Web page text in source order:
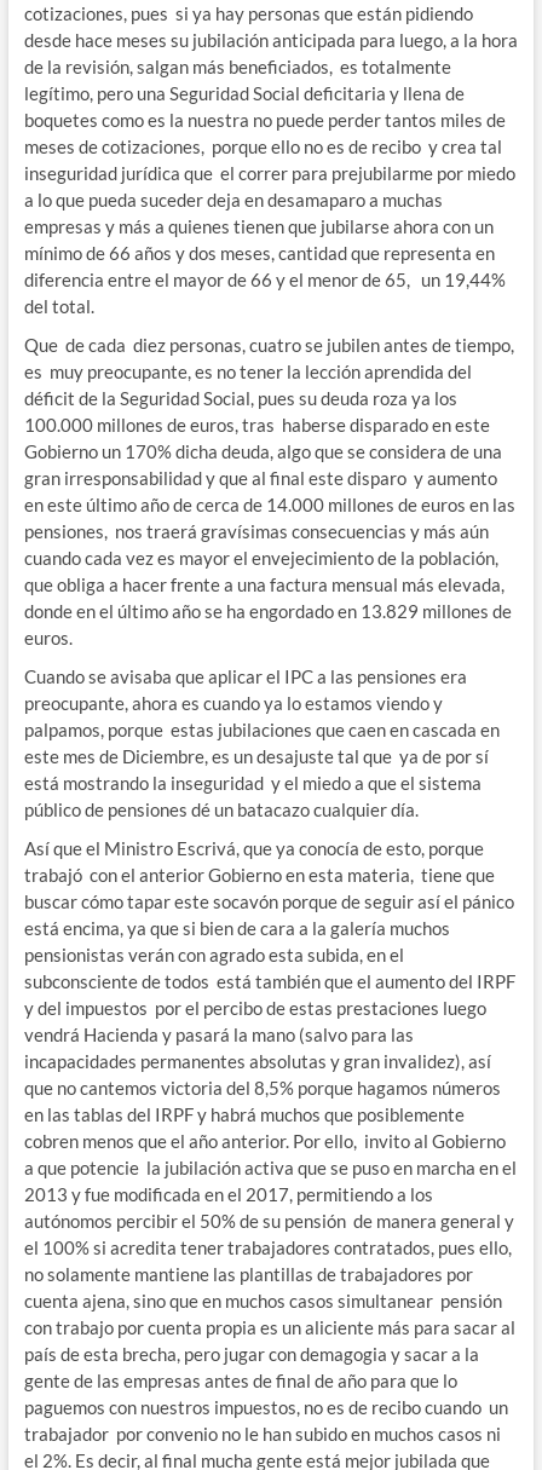
cotizaciones, pues si ya hay personas que están pidiendo
desde hace meses su jubilación anticipada para luego, a la hora
de la revisión, salgan más beneficiados, es totalmente
legítimo, pero una Seguridad Social deficitaria y llena de
boquetes como es la nuestra no puede perder tantos miles de
meses de cotizaciones, porque ello no es de recibo y crea tal
inseguridad jurídica que el correr para prejubilarme por miedo
a lo que pueda suceder deja en desamaparo a muchas
empresas y más a quienes tienen que jubilarse ahora con un
mínimo de 66 años y dos meses, cantidad que representa en
diferencia entre el mayor de 66 y el menor de 65, un 19,44%
del total.
Que de cada diez personas, cuatro se jubilen antes de tiempo,
es muy preocupante, es no tener la lección aprendida del
déficit de la Seguridad Social, pues su deuda roza ya los
100.000 millones de euros, tras haberse disparado en este
Gobierno un 170% dicha deuda, algo que se considera de una
gran irresponsabilidad y que al final este disparo y aumento
en este último año de cerca de 14.000 millones de euros en las
pensiones, nos traerá gravísimas consecuencias y más aún
cuando cada vez es mayor el envejecimiento de la población,
que obliga a hacer frente a una factura mensual más elevada,
donde en el último año se ha engordado en 13.829 millones de
euros.
Cuando se avisaba que aplicar el IPC a las pensiones era
preocupante, ahora es cuando ya lo estamos viendo y
palpamos, porque estas jubilaciones que caen en cascada en
este mes de Diciembre, es un desajuste tal que ya de por sí
está mostrando la inseguridad y el miedo a que el sistema
público de pensiones dé un batacazo cualquier día.
Así que el Ministro Escrivá, que ya conocía de esto, porque
trabajó con el anterior Gobierno en esta materia, tiene que
buscar cómo tapar este socavón porque de seguir así el pánico
está encima, ya que si bien de cara a la galería muchos
pensionistas verán con agrado esta subida, en el
subconsciente de todos está también que el aumento del IRPF
y del impuestos por el percibo de estas prestaciones luego
vendrá Hacienda y pasará la mano (salvo para las
incapacidades permanentes absolutas y gran invalidez), así
que no cantemos victoria del 8,5% porque hagamos números
en las tablas del IRPF y habrá muchos que posiblemente
cobren menos que el año anterior. Por ello, invito al Gobierno
a que potencie la jubilación activa que se puso en marcha en el
2013 y fue modificada en el 2017, permitiendo a los
autónomos percibir el 50% de su pensión de manera general y
el 100% si acredita tener trabajadores contratados, pues ello,
no solamente mantiene las plantillas de trabajadores por
cuenta ajena, sino que en muchos casos simultanear pensión
con trabajo por cuenta propia es un aliciente más para sacar al
país de esta brecha, pero jugar con demagogia y sacar a la
gente de las empresas antes de final de año para que lo
paguemos con nuestros impuestos, no es de recibo cuando un
trabajador por convenio no le han subido en muchos casos ni
el 2%. Es decir, al final mucha gente está mejor jubilada que